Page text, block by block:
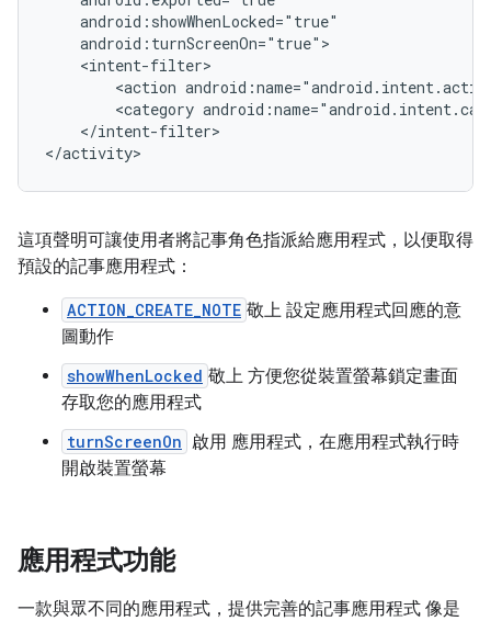
<action
<category
</intent-filter>
這項聲明可讓使用者將記事角色指派給應用程式，以便取得
預設的記事應用程式：
ACTION_CREATE_NOTE 敬上 設定應用程式回應的意
圖動作
showWhenLocked 敬上 方便您從裝置螢幕鎖定畫面
存取您的應用程式
turnScreenOn 啟用 應用程式，在應用程式執行時
開啟裝置螢幕
應用程式功能
一款與眾不同的應用程式，提供完善的記事應用程式 像是